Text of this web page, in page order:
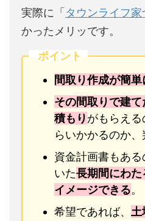
実際に「タウンライフ家
かったメリッです。
ポイント
間取り作成が簡
その間取りで建
積もりがもらえる
らいかかるのか、
資金計画書もあ
いた長期間にわ
イメージできる。
希望であれば、 土